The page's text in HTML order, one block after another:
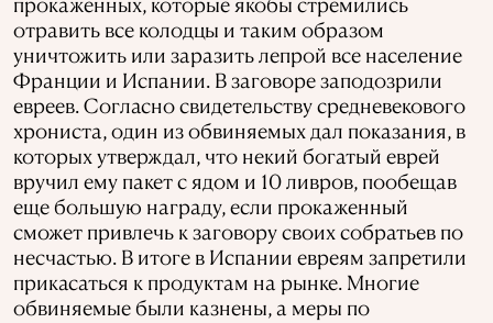
отравить все колодцы и таким образом
уничтожить или заразить лепрой все население
Франции и Испании. В заговоре заподозрили
евреев. Согласно свидетельству средневекового
хрониста, один из обвиняемых дал показания, в
которых утверждал, что некий богатый еврей
вручил ему пакет с ядом и 10 ливров, пообещав
еще большую награду, если прокаженный
сможет привлечь к заговору своих собратьев по
несчастью. В итоге в Испании евреям запретили
прикасаться к продуктам на рынке. Многие
обвиняемые были казнены, а меры по